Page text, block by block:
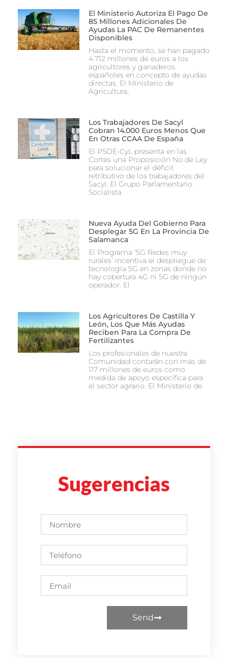
El Ministerio Autoriza El Pago De
85 Millones Adicionales De
Ayudas La PAC De Remanentes
Disponibles
Hasta el momento, se han pagado
4.712 millones de euros a los
agricultores y ganaderos
españoles en concepto de ayudas
directas. El Ministerio de
Agricultura,
Los Trabajadores De Sacyl
Cobran 14.000 Euros Menos Que
En Otras CCAA De España
El PSOE-CyL presenta en las
Cortes una Proposición No de Ley
para solucionar el déficit
retributivo de los trabajadores del
Sacyl. El Grupo Parlamentario
Socialista
Nueva Ayuda Del Gobierno Para
Desplegar 5G En La Provincia De
Salamanca
El Programa ‘5G Redes muy
rurales’ incentiva el despliegue de
tecnología 5G en zonas donde no
hay cobertura 4G ni 5G de ningún
operador. El
Los Agricultores De Castilla Y
León, Los Que Más Ayudas
Reciben Para La Compra De
Fertilizantes
Los profesionales de nuestra
Comunidad contarán con más de
117 millones de euros como
medida de apoyo específica para
el sector agrario. El Ministerio de
Sugerencias
Send